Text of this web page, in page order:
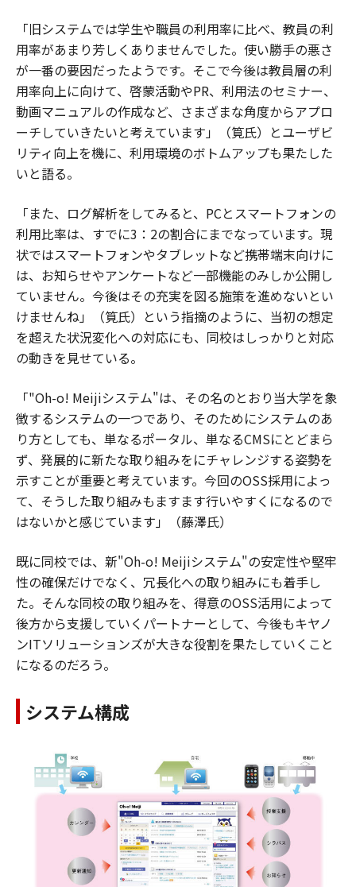
「旧システムでは学生や職員の利用率に比べ、教員の利
用率があまり芳しくありませんでした。使い勝手の悪さ
が一番の要因だったようです。そこで今後は教員層の利
用率向上に向けて、啓蒙活動やPR、利用法のセミナー、
動画マニュアルの作成など、さまざまな角度からアプロ
ーチしていきたいと考えています」（筧氏）とユーザビ
リティ向上を機に、利用環境のボトムアップも果たした
いと語る。
「また、ログ解析をしてみると、PCとスマートフォンの
利用比率は、すでに3：2の割合にまでなっています。現
状ではスマートフォンやタブレットなど携帯端末向けに
は、お知らせやアンケートなど一部機能のみしか公開し
ていません。今後はその充実を図る施策を進めないとい
けませんね」（筧氏）という指摘のように、当初の想定
を超えた状況変化への対応にも、同校はしっかりと対応
の動きを見せている。
「"Oh-o! Meijiシステム"は、その名のとおり当大学を象
徴するシステムの一つであり、そのためにシステムのあ
り方としても、単なるポータル、単なるCMSにとどまら
ず、発展的に新たな取り組みをにチャレンジする姿勢を
示すことが重要と考えています。今回のOSS採用によっ
て、そうした取り組みもますます行いやすくになるので
はないかと感じています」（藤澤氏）
既に同校では、新"Oh-o! Meijiシステム"の安定性や堅牢
性の確保だけでなく、冗長化への取り組みにも着手し
た。そんな同校の取り組みを、得意のOSS活用によって
後方から支援していくパートナーとして、今後もキヤノ
ンITソリューションズが大きな役割を果たしていくこと
になるのだろう。
システム構成